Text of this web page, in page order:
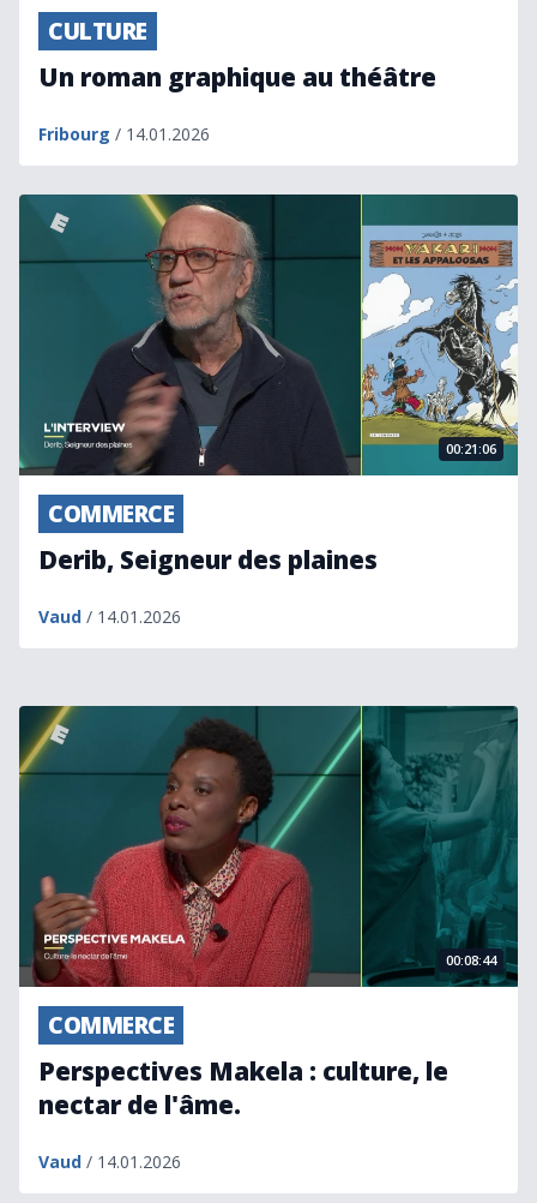
CULTURE
Un roman graphique au théâtre
Fribourg / 14.01.2026
Derib, Seigneur des plaines
00:21:06
COMMERCE
Derib, Seigneur des plaines
Vaud / 14.01.2026
Perspectives Makela : culture, le nectar de l'âme.
00:08:44
COMMERCE
Perspectives Makela : culture, le
nectar de l'âme.
Vaud / 14.01.2026